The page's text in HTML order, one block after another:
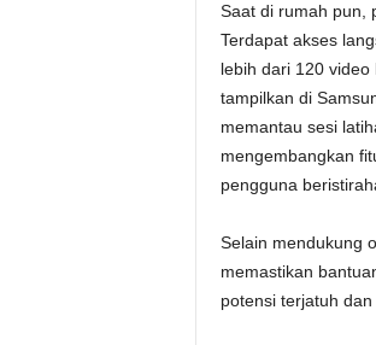
Saat di rumah pun,
Terdapat akses
lebih dari 120
tampilkan di
memantau sesi
mengembangkan
pengguna
Selain mendukung
memastikan
potensi terjatuh